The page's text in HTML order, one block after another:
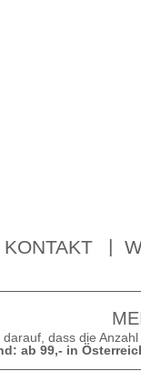
KONTAKT
dass die
ab 99,- in